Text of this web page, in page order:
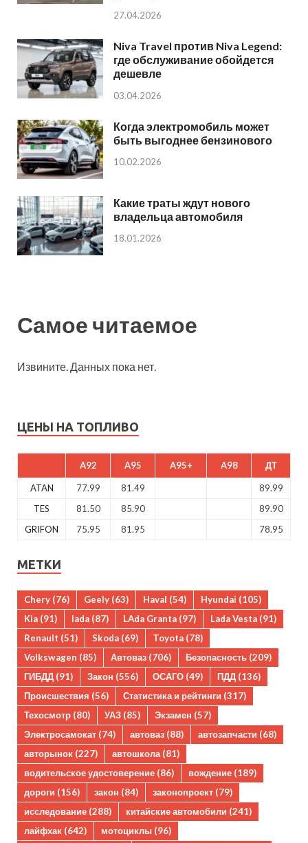
27.04.2026
Niva Travel против Niva Legend:
где обслуживание обойдется
дешевле
03.04.2026
Когда электромобиль может
быть выгоднее бензинового
10.02.2026
Какие траты ждут нового
владельца автомобиля
18.01.2026
Самое читаемое
Извините. Данных пока нет.
ЦЕНЫ НА ТОПЛИВО
A92 A95 A95+ A98 ДТ
ATAN 77.99 81.49
89.99
TES
81.50 85.90
89.90
GRIFON
75.95 81.95 78.95
МЕТКИ
Chery (76) Geely (63) Haval (54) Hyundai (105)
Kia (91) lada (87) LAda Granta (97) Lada Vesta (91)
Renault (51) Skoda (69) Toyota (78)
Volkswagen (85) Автоваз (706) Безопасность (209)
ГИБДД (91) Закон (556) ОСАГО (49) ПДД (136)
Происшествия (56) Статистика и рейтинги (317)
Техосмотр (80) УАЗ (85) Экзамен (57)
Электросамокат (74) автоваз (88) автозапчасти (68)
авторынок (227) автошкола (81)
водительское удостоверение (86) вождение (189)
дороги (156) закон (84) законопроект (79)
исследование (288) китайские автомобили (241)
лайфхак (642) мотоциклы (96)